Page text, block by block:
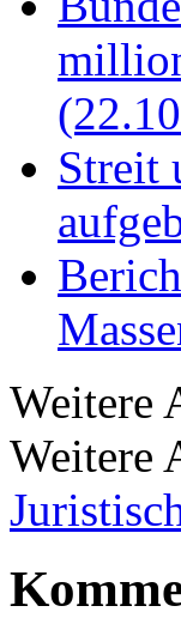
Streit
Weitere
Weitere